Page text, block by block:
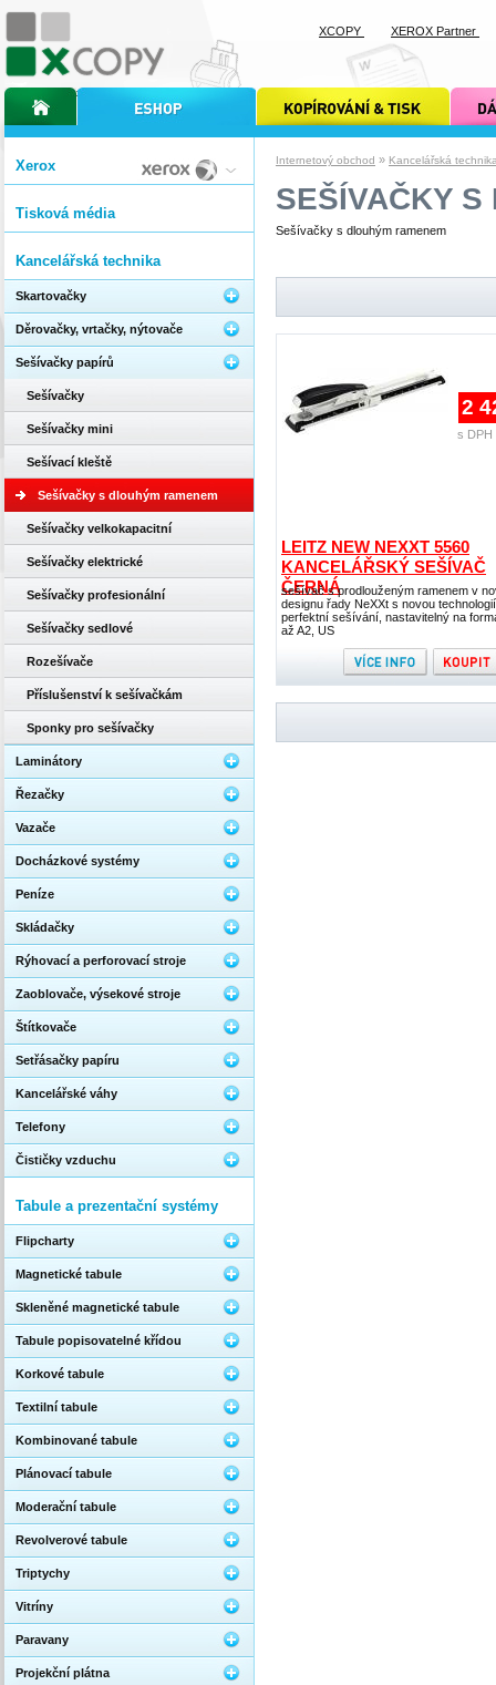
Internetový obchod » Kancelářská
SEŠÍVAČKY S
Sešívačky s dlouhým ramenem
LEITZ NEW NEXXT 5560
KANCELÁŘSKÝ SEŠÍVAČ
ČERNÁ
sešívač s prodlouženým ramenem v
designu řady NeXXt s novou
perfektní sešívání, nastavitelný na
až A2, US
2
s DPH
Xerox
Tisková média
Kancelářská technika
Skartovačky
Děrovačky, vrtačky, nýtovače
Sešívačky papírů
Sešívačky
Sešívačky mini
Sešívací kleště
Sešívačky s dlouhým ramenem
Sešívačky velkokapacitní
Sešívačky elektrické
Sešívačky profesionální
Sešívačky sedlové
Rozešívače
Příslušenství k sešívačkám
Sponky pro sešívačky
Laminátory
Řezačky
Vazače
Docházkové systémy
Peníze
Skládačky
Rýhovací a perforovací stroje
Zaoblovače, výsekové stroje
Štítkovače
Setřásačky papíru
Kancelářské váhy
Telefony
Čističky vzduchu
Tabule a prezentační systémy
Flipcharty
Magnetické tabule
Skleněné magnetické tabule
Tabule popisovatelné křídou
Korkové tabule
Textilní tabule
Kombinované tabule
Plánovací tabule
Moderační tabule
Revolverové tabule
Triptychy
Vitríny
Paravany
Projekční plátna
úvodní stránka xcopyinternetový obchod xcopy kopírování a tisk xcopy dárkové
XCOPY XEROX Partner